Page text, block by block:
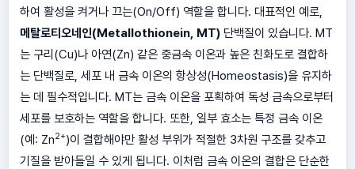
하여 활성을 켜거나 끄는(On/Off) 역할을 합니다. 대표적인 예로,
메탈로티오네인(Metallothionein, MT)단백질이 있습니다. MT
는 구리(Cu)나 아연(Zn) 같은 중금속 이온과 높은 친화도로 결합하
는 단백질로, 세포 내 금속 이온의 항상성(Homeostasis)을 유지하
는 데 필수적입니다. MT는 금속 이온을 포획하여 독성 금속으로부터
세포를 보호하는 역할을 합니다. 또한, 일부 효소는 특정 금속 이온
(예: Zn2+)이 결합해야만 활성 부위가 적절한 3차원 구조를 갖추고
기질을 받아들일 수 있게 됩니다. 이처럼 금속 이온의 결합은 단순한